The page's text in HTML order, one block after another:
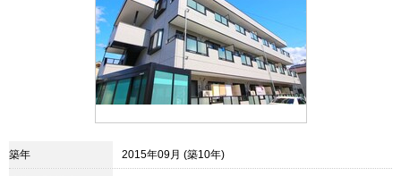
築年 2015年09月 (築10年)